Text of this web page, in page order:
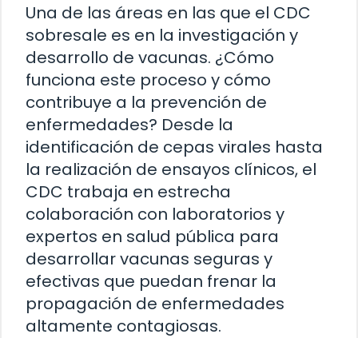
Una de las áreas en las que el CDC
sobresale es en la investigación y
desarrollo de vacunas. ¿Cómo
funciona este proceso y cómo
contribuye a la prevención de
enfermedades? Desde la
identificación de cepas virales hasta
la realización de ensayos clínicos, el
CDC trabaja en estrecha
colaboración con laboratorios y
expertos en salud pública para
desarrollar vacunas seguras y
efectivas que puedan frenar la
propagación de enfermedades
altamente contagiosas.